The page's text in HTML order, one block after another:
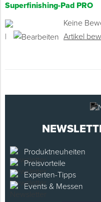
Superfinishing-Pad PRO
Keine
|
Artikel
Produktneuheiten
Preisvorteile
Experten-Tipps
Events & Messen